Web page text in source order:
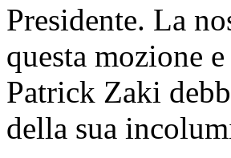
Presidente. La
questa mozione
Patrick Zaki
della sua